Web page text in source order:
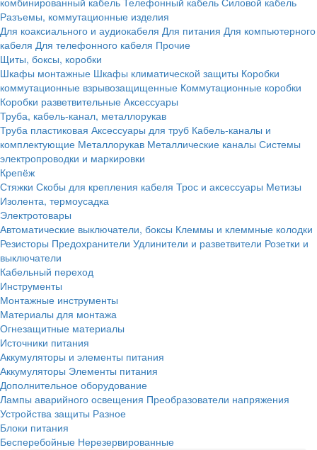
Разъемы, коммутационные изделия
Для коаксиального и аудиокабеля Для питания Для компьютерного
кабеля Для телефонного кабеля Прочие
Щиты, боксы, коробки
Шкафы монтажные Шкафы климатической защиты Коробки
коммутационные взрывозащищенные Коммутационные коробки
Коробки разветвительные Аксессуары
Труба, кабель-канал, металлорукав
Труба пластиковая Аксессуары для труб Кабель-каналы и
комплектующие Металлорукав Металлические каналы Системы
электропроводки и маркировки
Крепёж
Стяжки Скобы для крепления кабеля Трос и аксессуары Метизы
Изолента, термоусадка
Электротовары
Автоматические выключатели, боксы Клеммы и клеммные колодки
Резисторы Предохранители Удлинители и разветвители Розетки и
выключатели
Кабельный переход
Инструменты
Монтажные инструменты
Материалы для монтажа
Огнезащитные материалы
Источники питания
Аккумуляторы и элементы питания
Аккумуляторы Элементы питания
Дополнительное оборудование
Лампы аварийного освещения Преобразователи напряжения
Устройства защиты Разное
Блоки питания
Бесперебойные Нерезервированные